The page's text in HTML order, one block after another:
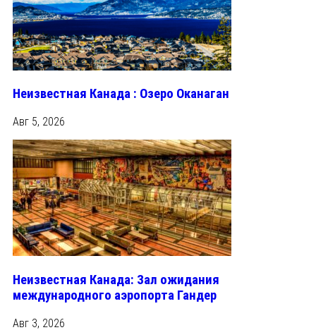
Неизвестная Канада : Озеро Оканаган
Авг 5, 2026
Неизвестная Канада: Зал ожидания
международного аэропорта Гандер
Авг 3, 2026